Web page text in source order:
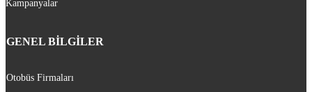
Kampanyalar
GENEL BİLGİLER
Otobüs Firmaları